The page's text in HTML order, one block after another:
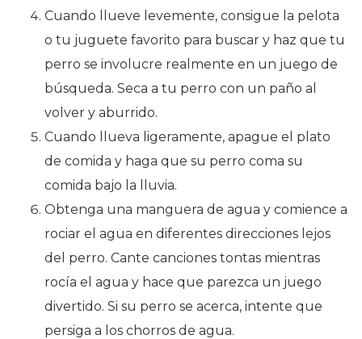
Cuando llueve levemente, consigue la pelota
o tu juguete favorito para buscar y haz que tu
perro se involucre realmente en un juego de
búsqueda. Seca a tu perro con un paño al
volver y aburrido.
Cuando llueva ligeramente, apague el plato
de comida y haga que su perro coma su
comida bajo la lluvia.
Obtenga una manguera de agua y comience a
rociar el agua en diferentes direcciones lejos
del perro. Cante canciones tontas mientras
rocía el agua y hace que parezca un juego
divertido. Si su perro se acerca, intente que
persiga a los chorros de agua.